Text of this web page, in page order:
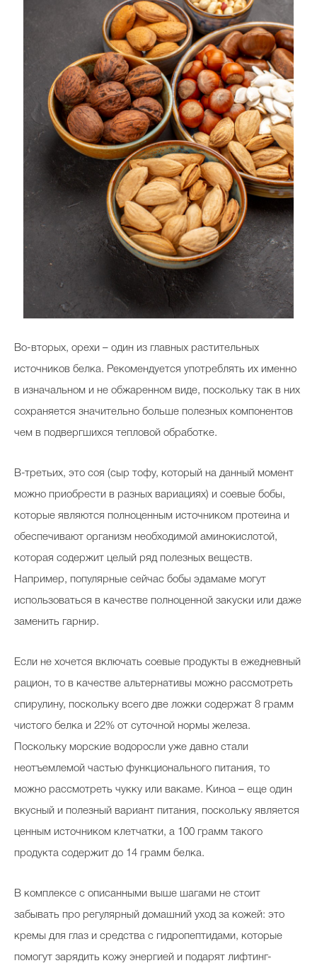
Во-вторых, орехи – один из главных растительных
источников белка. Рекомендуется употреблять их именно
в изначальном и не обжаренном виде, поскольку так в них
сохраняется значительно больше полезных компонентов
чем в подвергшихся тепловой обработке.
В-третьих, это соя (сыр тофу, который на данный момент
можно приобрести в разных вариациях) и соевые бобы,
которые являются полноценным источником протеина и
обеспечивают организм необходимой аминокислотой,
которая содержит целый ряд полезных веществ.
Например, популярные сейчас бобы эдамаме могут
использоваться в качестве полноценной закуски или даже
заменить гарнир.
Если не хочется включать соевые продукты в ежедневный
рацион, то в качестве альтернативы можно рассмотреть
спирулину, поскольку всего две ложки содержат 8 грамм
чистого белка и 22% от суточной нормы железа.
Поскольку морские водоросли уже давно стали
неотъемлемой частью функционального питания, то
можно рассмотреть чукку или вакаме. Киноа – еще один
вкусный и полезный вариант питания, поскольку является
ценным источником клетчатки, а 100 грамм такого
продукта содержит до 14 грамм белка.
В комплексе с описанными выше шагами не стоит
забывать про регулярный домашний уход за кожей: это
кремы для глаз и средства с гидропептидами, которые
помогут зарядить кожу энергией и подарят лифтинг-